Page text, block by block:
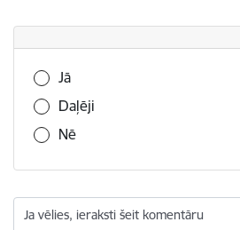
Vai šī informācija bija noderīga?
Jā
Daļēji
Nē
Ja vēlies, ieraksti šeit komentāru